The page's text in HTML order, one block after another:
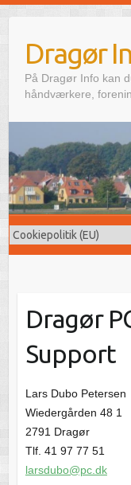
Dragør
På Dragør Info kan
håndværkere,
Dragør
Support
Lars Dubo Petersen
Wiedergården 48 1
2791 Dragør
Tlf. 41 97 77 51
larsdubo@pc.dk